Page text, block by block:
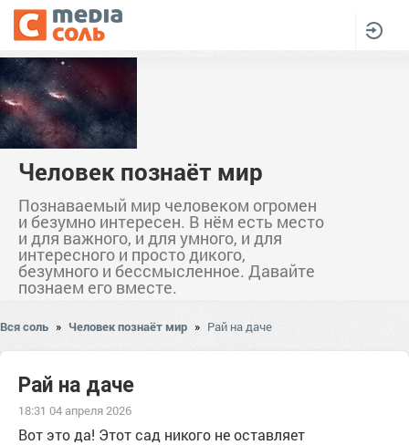
Человек познаёт мир
Познаваемый мир человеком огромен
и безумно интересен. В нём есть место
и для важного, и для умного, и для
интересного и просто дикого,
безумного и бессмысленное. Давайте
познаем его вместе.
Вся соль » Человек познаёт мир » Рай на даче
Рай на даче
18:31 04 апреля 2026
Bот это да! Этот сад никого не оставляет